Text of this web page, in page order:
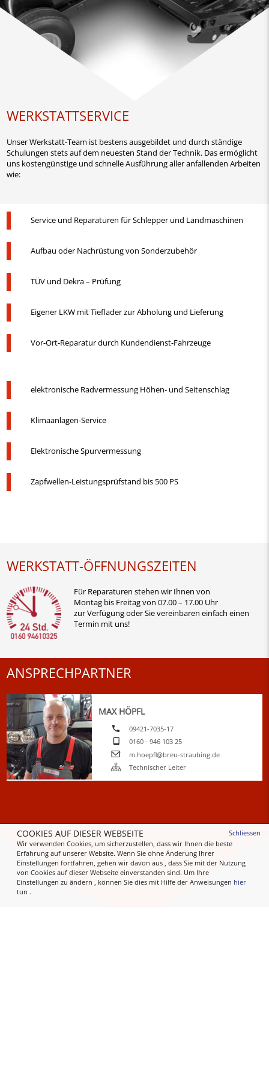
WERKSTATTSERVICE
Unser Werkstatt-Team ist bestens ausgebildet und durch ständige
Schulungen stets auf dem neuesten Stand der Technik. Das ermöglicht
uns kostengünstige und schnelle Ausführung aller anfallenden Arbeiten
wie:
Service und Reparaturen für Schlepper und Landmaschinen
Aufbau oder Nachrüstung von Sonderzubehör
TÜV und Dekra – Prüfung
Eigener LKW mit Tieflader zur Abholung und Lieferung
Vor-Ort-Reparatur durch Kundendienst-Fahrzeuge
elektronische Radvermessung Höhen- und Seitenschlag
Klimaanlagen-Service
Elektronische Spurvermessung
Zapfwellen-Leistungsprüfstand bis 500 PS
WERKSTATT-ÖFFNUNGSZEITEN
Für Reparaturen stehen wir Ihnen von
Montag bis Freitag von 07.00 – 17.00 Uhr
zur Verfügung oder Sie vereinbaren einfach einen
Termin mit uns!
ANSPRECHPARTNER
MAX HÖPFL
09421-7035-17
0160 - 946 103 25
m.hoepfl@breu-straubing.de
Technischer Leiter
COOKIES AUF DIESER WEBSEITE
Wir verwenden Cookies, um sicherzustellen, dass wir Ihnen die beste
Erfahrung auf unserer Website. Wenn Sie ohne Änderung Ihrer
Einstellungen fortfahren, gehen wir davon aus , dass Sie mit der Nutzung
von Cookies auf dieser Webseite einverstanden sind. Um Ihre
Einstellungen zu ändern , können Sie dies mit Hilfe der Anweisungen hier
tun .
Schliessen